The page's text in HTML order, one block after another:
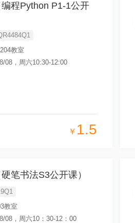
程Python P1-1公开
教室
08 ， 周六10:30-12:00
￥ 1.5
笔书法S3公开课）
教室
08 ， 周六10：30-12：00